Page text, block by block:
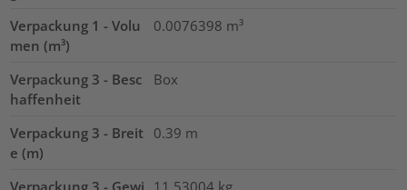
Verpackung 1 - Volu
men (m³)
0.0076398 m³
Verpackung 3 - Besc
haffenheit
Box
Verpackung 3 - Breit
e (m)
0.39 m